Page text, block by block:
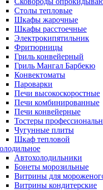
Столы тепловые
Шкафы жарочные
Шкафы расстоечные
Электрокипятильник
Фритюрницы
Гриль конвейерный
Гриль Мангал Барбекю
Конвектоматы
Пароварки
Печи высокоскоростные
Печи комбинированные
Печи конвейерные
Тостеры
Чугунные плиты
Шкаф тепловой
Автохолодильники
Бонеты морозильные
Витрины для
Витрины кондитерские